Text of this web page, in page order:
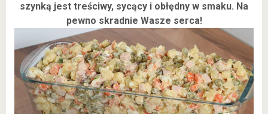
szynką jest treściwy, sycący i obłędny w smaku. Na
pewno skradnie Wasze serca!